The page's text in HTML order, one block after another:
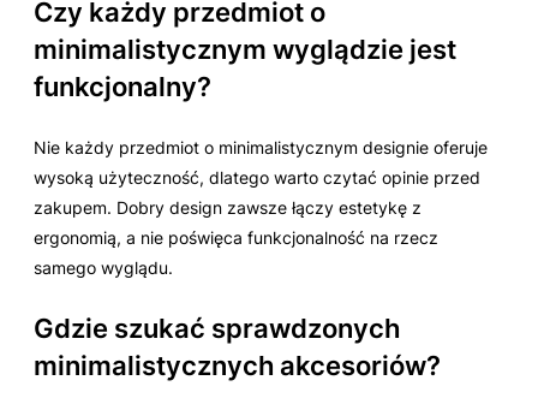
Czy każdy przedmiot o
minimalistycznym wyglądzie jest
funkcjonalny?
Nie każdy przedmiot o minimalistycznym designie oferuje
wysoką użyteczność, dlatego warto czytać opinie przed
zakupem. Dobry design zawsze łączy estetykę z
ergonomią, a nie poświęca funkcjonalność na rzecz
samego wyglądu.
Gdzie szukać sprawdzonych
minimalistycznych akcesoriów?